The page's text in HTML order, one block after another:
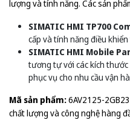
lượng và tính năng. Các sản
SIMATIC HMI TP700
cấp và tính năng điều
SIMATIC HMI Mobile
tương tự với các kích
phục vụ cho nhu cầu vận
Mã sản phẩm:6AV2125-
chất lượng và công nghệ hàng